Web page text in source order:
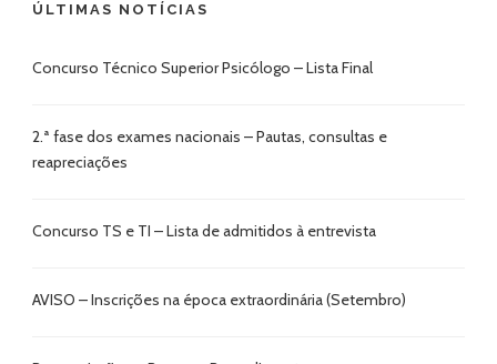
ÚLTIMAS NOTÍCIAS
Concurso Técnico Superior Psicólogo – Lista Final
2.ª fase dos exames nacionais – Pautas, consultas e
reapreciações
Concurso TS e TI – Lista de admitidos à entrevista
AVISO – Inscrições na época extraordinária (Setembro)